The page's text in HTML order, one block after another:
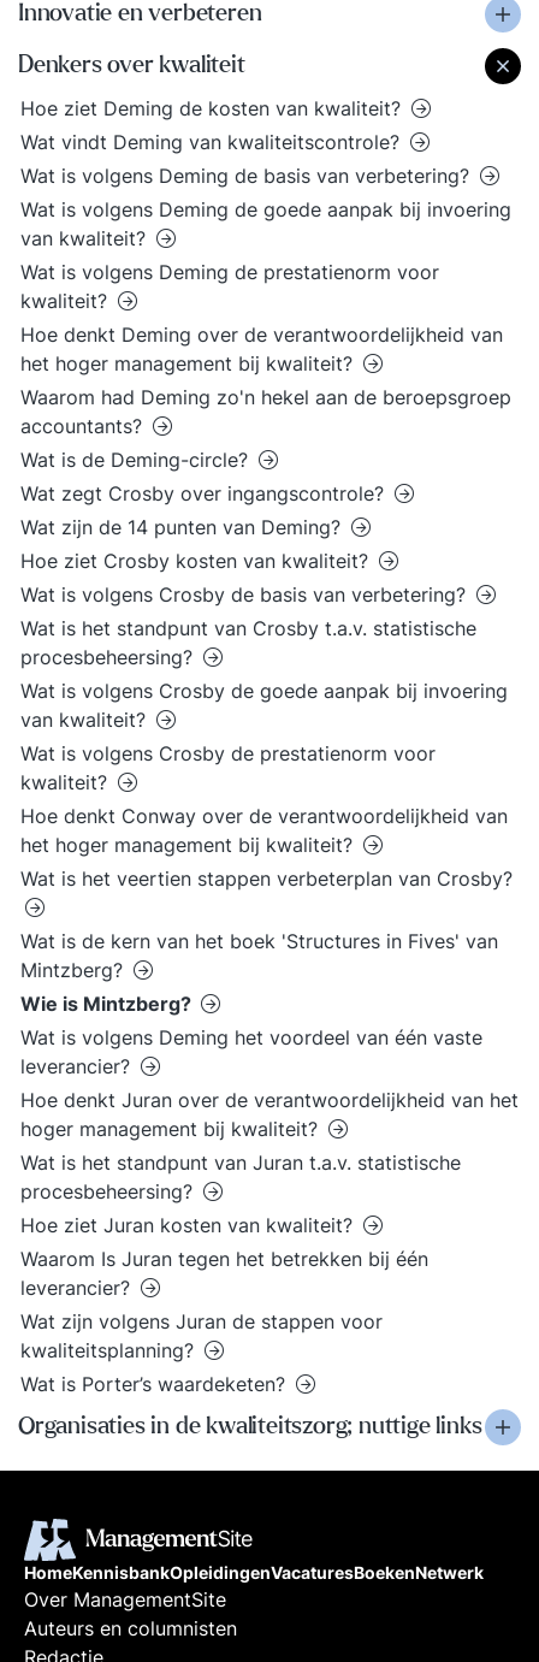
Innovatie en verbeteren
Denkers over kwaliteit
Hoe ziet Deming de kosten van kwaliteit?
Wat vindt Deming van kwaliteitscontrole?
Wat is volgens Deming de basis van verbetering?
Wat is volgens Deming de goede aanpak bij invoering
van kwaliteit?
Wat is volgens Deming de prestatienorm voor
kwaliteit?
Hoe denkt Deming over de verantwoordelijkheid van
het hoger management bij kwaliteit?
Waarom had Deming zo'n hekel aan de beroepsgroep
accountants?
Wat is de Deming-circle?
Wat zegt Crosby over ingangscontrole?
Wat zijn de 14 punten van Deming?
Hoe ziet Crosby kosten van kwaliteit?
Wat is volgens Crosby de basis van verbetering?
Wat is het standpunt van Crosby t.a.v. statistische
procesbeheersing?
Wat is volgens Crosby de goede aanpak bij invoering
van kwaliteit?
Wat is volgens Crosby de prestatienorm voor
kwaliteit?
Hoe denkt Conway over de verantwoordelijkheid van
het hoger management bij kwaliteit?
Wat is het veertien stappen verbeterplan van Crosby?
Wat is de kern van het boek 'Structures in Fives' van
Mintzberg?
Wie is Mintzberg?
Wat is volgens Deming het voordeel van één vaste
leverancier?
Hoe denkt Juran over de verantwoordelijkheid van het
hoger management bij kwaliteit?
Wat is het standpunt van Juran t.a.v. statistische
procesbeheersing?
Hoe ziet Juran kosten van kwaliteit?
Waarom Is Juran tegen het betrekken bij één
leverancier?
Wat zijn volgens Juran de stappen voor
kwaliteitsplanning?
Wat is Porter’s waardeketen?
Organisaties in de kwaliteitszorg; nuttige links
HomeKennisbankOpleidingenVacaturesBoekenNetwerk
Over ManagementSite
Auteurs en columnisten
Redactie